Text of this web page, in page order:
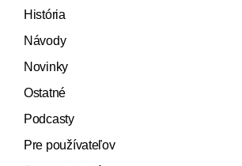
História
Návody
Novinky
Ostatné
Podcasty
Pre používateľov